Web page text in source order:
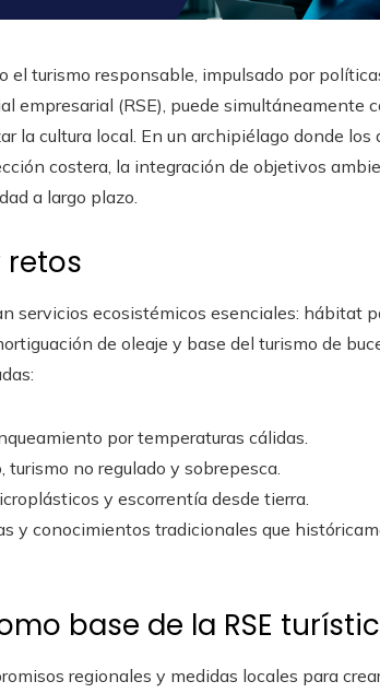
el turismo responsable, impulsado por
empresarial (RSE), puede simultáneamente
la cultura local. En un archipiélago donde los
costera, la integración de objetivos
a largo plazo.
retos
servicios ecosistémicos esenciales: hábitat
de oleaje y base del turismo de
por temperaturas cálidas.
turismo no regulado y sobrepesca.
y escorrentía desde tierra.
y conocimientos tradicionales que
base de la RSE
regionales y medidas locales para